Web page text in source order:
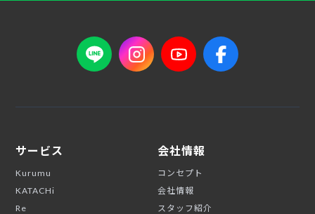
サービス
Kurumu
KATACHi
Re
会社情報
コンセプト
会社情報
スタッフ紹介